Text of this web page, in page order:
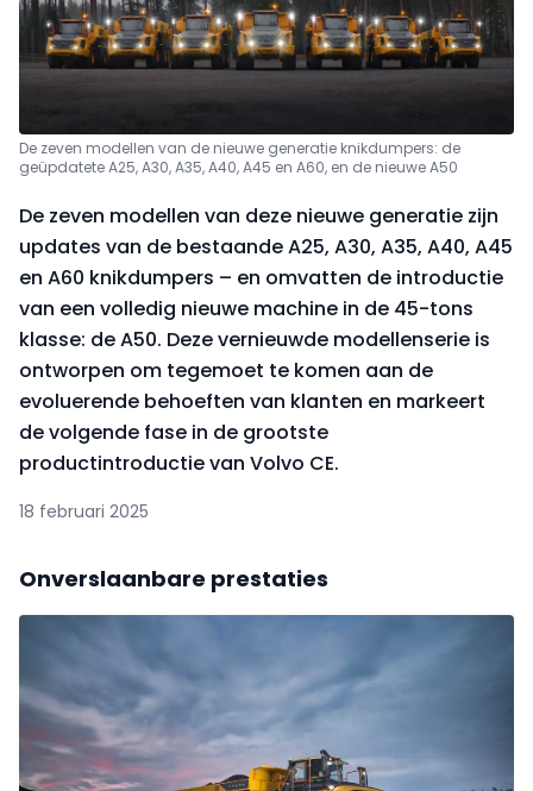
De zeven modellen van de nieuwe generatie knikdumpers: de
geüpdatete A25, A30, A35, A40, A45 en A60, en de nieuwe A50
De zeven modellen van deze nieuwe generatie zijn
updates van de bestaande A25, A30, A35, A40, A45
en A60 knikdumpers – en omvatten de introductie
van een volledig nieuwe machine in de 45-tons
klasse: de A50. Deze vernieuwde modellenserie is
ontworpen om tegemoet te komen aan de
evoluerende behoeften van klanten en markeert
de volgende fase in de grootste
productintroductie van Volvo CE.
18 februari 2025
Onverslaanbare prestaties